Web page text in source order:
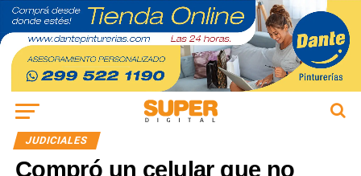
JUDICIALES
Compró un celular que no